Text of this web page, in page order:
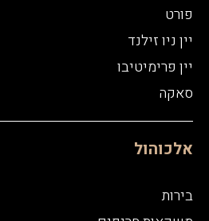
פורט
יין ניו זילנד
יין פרימיטיבו
סאקה
אלכוהול
בירות